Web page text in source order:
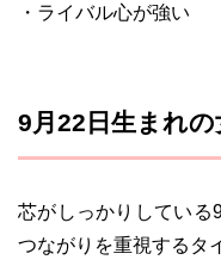
・ライバル心が強い
9月22日生まれ
芯がしっかりしている
つながりを重視するタ